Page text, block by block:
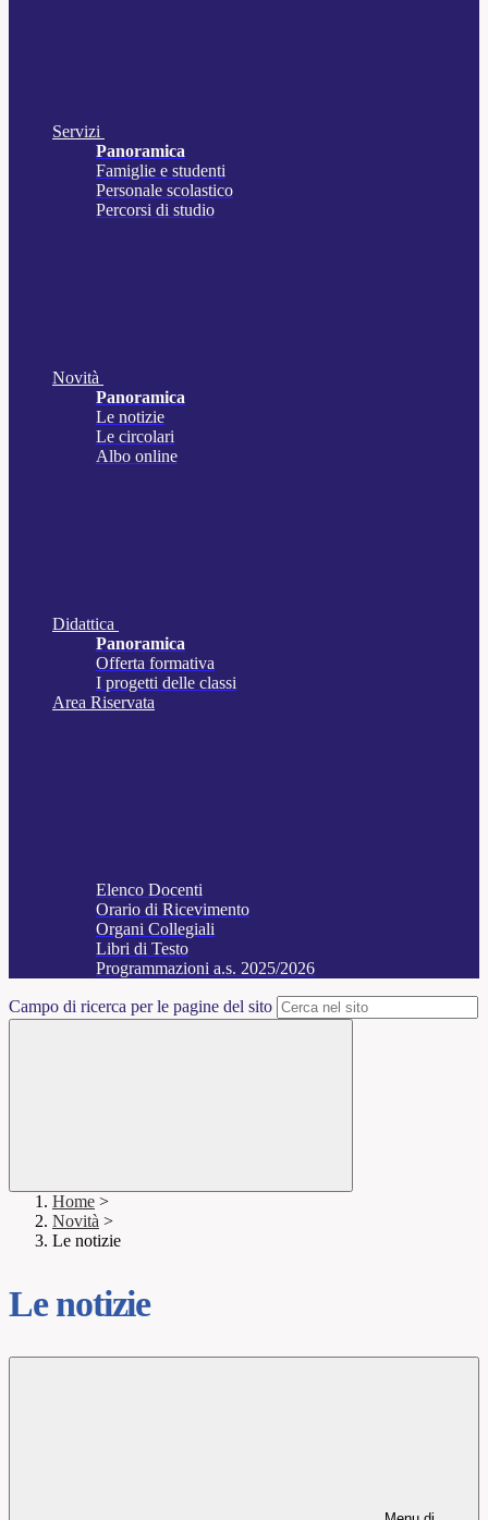
Servizi
Panoramica
Famiglie e studenti
Personale scolastico
Percorsi di studio
Novità
Panoramica
Le notizie
Le circolari
Albo online
Didattica
Panoramica
Offerta formativa
I progetti delle classi
Area Riservata
Elenco Docenti
Orario di Ricevimento
Organi Collegiali
Libri di Testo
Programmazioni a.s. 2025/2026
Campo di ricerca per le pagine del sito
Home >
Novità >
Le notizie
Le notizie